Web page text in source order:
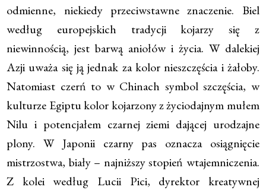
odmienne, niekiedy przeciwstawne znaczenie. Biel
według europejskich tradycji kojarzy się z
niewinnością, jest barwą aniołów i życia. W dalekiej
Azji uważa się ją jednak za kolor nieszczęścia i żałoby.
Natomiast czerń to w Chinach symbol szczęścia, w
kulturze Egiptu kolor kojarzony z życiodajnym mułem
Nilu i potencjałem czarnej ziemi dającej urodzajne
plony. W Japonii czarny pas oznacza osiągnięcie
mistrzostwa, biały – najniższy stopień wtajemniczenia.
Z kolei według Lucii Pici, dyrektor kreatywnej